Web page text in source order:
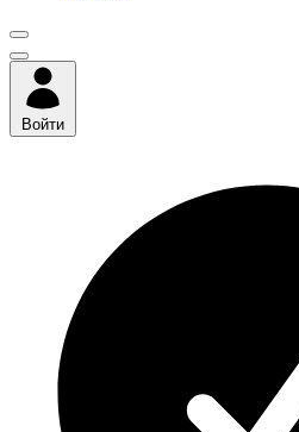
Войти